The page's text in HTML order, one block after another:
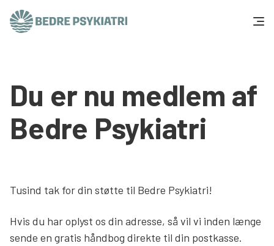
Tal og fakta
Om os
Presse og politik
Støt os
Du er nu medlem af
Bedre Psykiatri
Tusind tak for din støtte til Bedre Psykiatri!
Hvis du har oplyst os din adresse, så vil vi inden længe
sende en gratis håndbog direkte til din postkasse.